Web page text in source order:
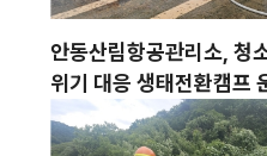
안동산림항공관리소, 청
위기 대응 생태전환캠프